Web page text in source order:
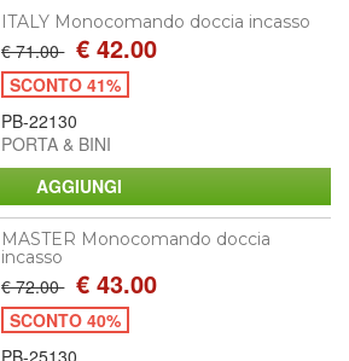
ITALY Monocomando doccia incasso
€ 71.00 € 42.00
SCONTO 41%
PB-22130
PORTA & BINI
MASTER Monocomando doccia
incasso
€ 72.00 € 43.00
SCONTO 40%